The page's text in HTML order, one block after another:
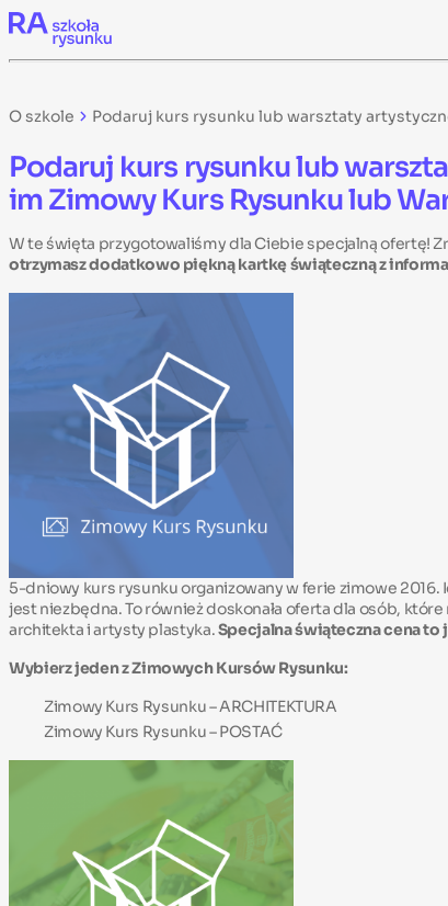
Skip to content
O szkole Podaruj kurs rysunku lub warsztaty
Podaruj kurs rysunku lub
im Zimowy Kurs Rysunku lub
W te święta przygotowaliśmy dla Ciebie specjalną ofertę!
otrzymasz dodatkowo piękną kartkę świąteczną z
5-dniowy kurs rysunku organizowany w ferie zimowe
jest niezbędna. To również doskonała oferta dla osób,
architekta i artysty plastyka.Specjalna świąteczna cena to
Wybierz jeden z Zimowych Kursów Rysunku:
Zimowy Kurs Rysunku – ARCHITEKTURA
Zimowy Kurs Rysunku – POSTAĆ